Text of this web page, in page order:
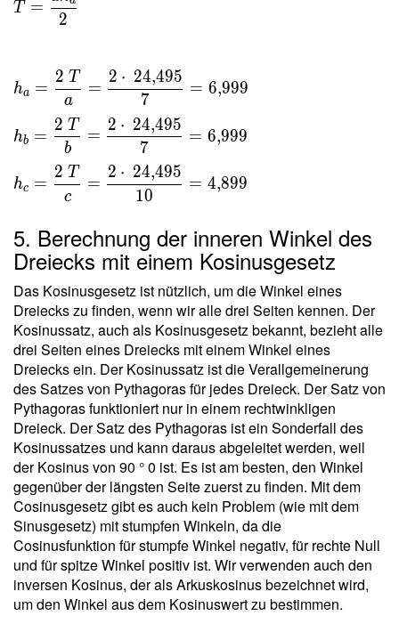
\dfrac{
\\ \ \\
h _a =
\dfrac{
2 \ T }{
\dfrac{
2 \cdot
24{,}495
}{ 7 } =
6{,}999
\ \\ h
_b =
\dfrac{
2 \ T }{
b } =
\dfrac{
2 \cdot
\
24{,}495
}{ 7 } =
6{,}999
\ \\ h _c
=
\dfrac{
2 \ T }{
c } =
T =
2
ha =
a
2 T
=
7
2 ⋅ 24,495
= 6,999
hb =
b
2 T
=
7
2 ⋅ 24,495
= 6,999
hc =
c
2 T
=
10
2 ⋅ 24,495
= 4,899
5. Berechnung der inneren Winkel des
Dreiecks mit einem Kosinusgesetz
Das Kosinusgesetz ist nützlich, um die Winkel eines
Dreiecks zu finden, wenn wir alle drei Seiten kennen. Der
Kosinussatz, auch als Kosinusgesetz bekannt, bezieht alle
drei Seiten eines Dreiecks mit einem Winkel eines
Dreiecks ein. Der Kosinussatz ist die Verallgemeinerung
des Satzes von Pythagoras für jedes Dreieck. Der Satz von
Pythagoras funktioniert nur in einem rechtwinkligen
Dreieck. Der Satz des Pythagoras ist ein Sonderfall des
Kosinussatzes und kann daraus abgeleitet werden, weil
der Kosinus von 90 ° 0 ist. Es ist am besten, den Winkel
gegenüber der längsten Seite zuerst zu finden. Mit dem
Cosinusgesetz gibt es auch kein Problem (wie mit dem
Sinusgesetz) mit stumpfen Winkeln, da die
Cosinusfunktion für stumpfe Winkel negativ, für rechte Null
und für spitze Winkel positiv ist. Wir verwenden auch den
inversen Kosinus, der als Arkuskosinus bezeichnet wird,
um den Winkel aus dem Kosinuswert zu bestimmen.